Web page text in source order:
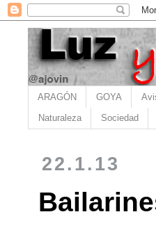
ARAGÓN GOYA
Naturaleza Sociedad
22.1.13